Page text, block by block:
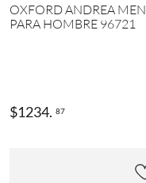
OXFORD ANDREA MEN
PARA HOMBRE 96721
$1234. 87